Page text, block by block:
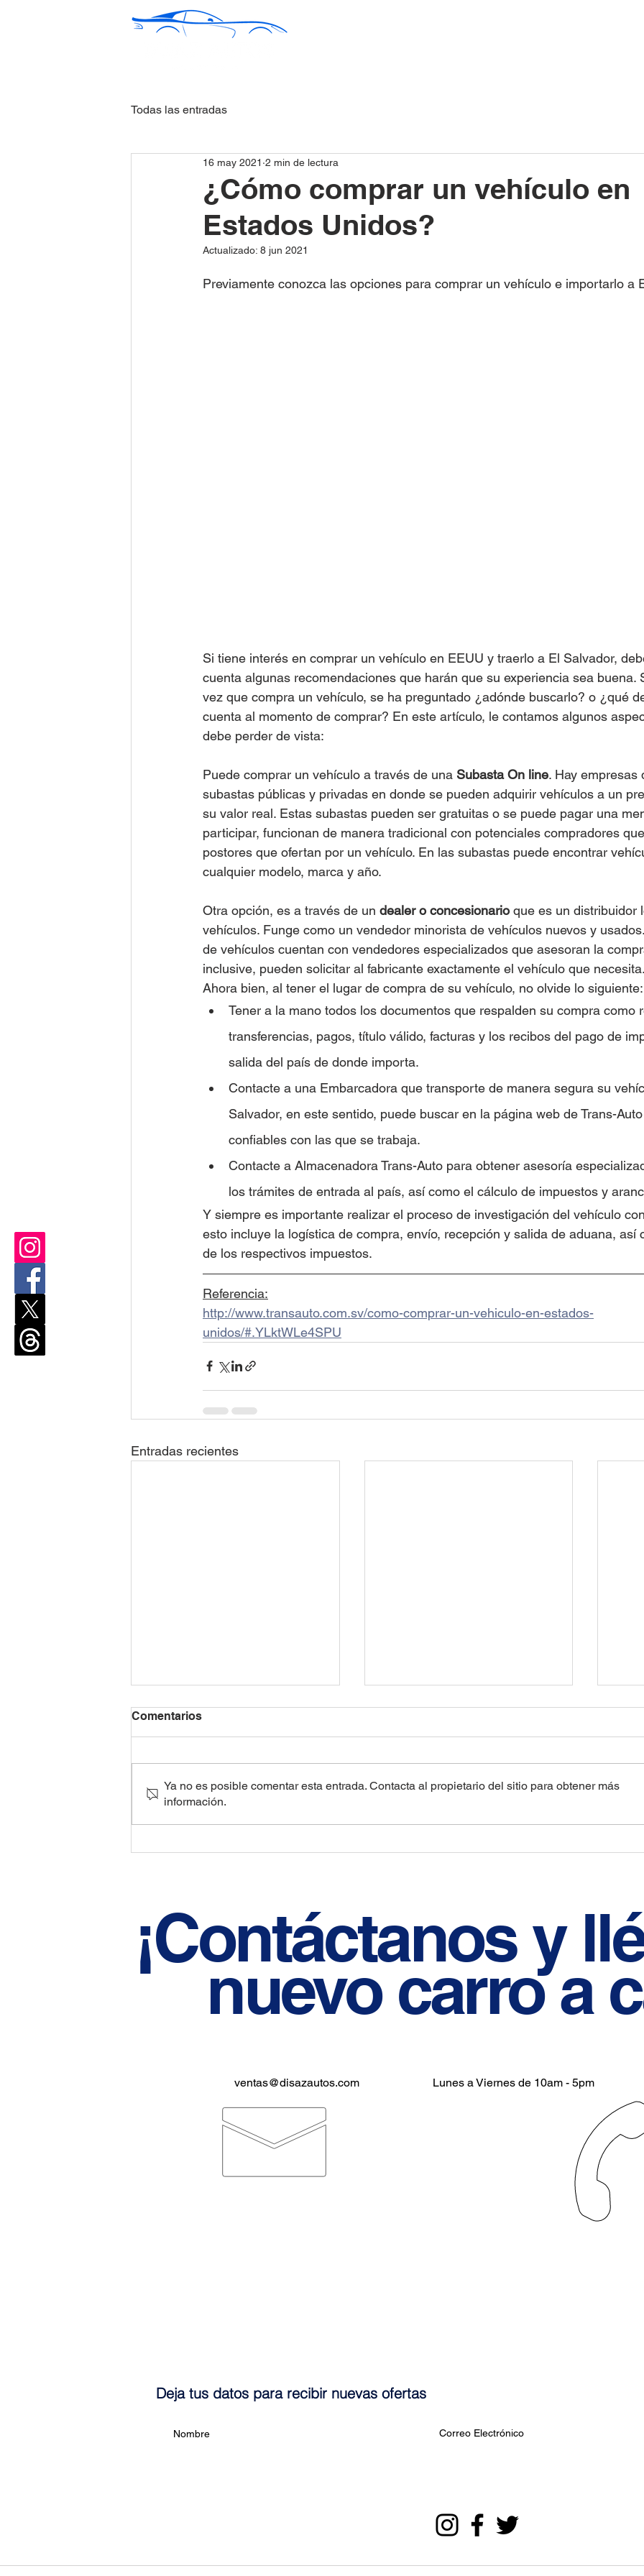
Todas las entradas
¿Cómo comprar un vehículo en
Estados Unidos?
16 may 2021 2 min de lectura
Actualizado: 8 jun 2021
Previamente conozca las opciones para comprar un vehículo e importarlo a
Si tiene interés en comprar un vehículo en EEUU y traerlo a El Salvador,
cuenta algunas recomendaciones que harán que su experiencia sea buena.
vez que compra un vehículo, se ha preguntado ¿adónde buscarlo? o ¿qué
cuenta al momento de comprar? En este artículo, le contamos algunos
debe perder de vista:
Puede comprar un vehículo a través de una Subasta On line. Hay empresas
subastas públicas y privadas en donde se pueden adquirir vehículos a un
su valor real. Estas subastas pueden ser gratuitas o se puede pagar una
participar, funcionan de manera tradicional con potenciales compradores
postores que ofertan por un vehículo. En las subastas puede encontrar
cualquier modelo, marca y año.
Otra opción, es a través de un dealer o concesionario que es un distribuidor
vehículos. Funge como un vendedor minorista de vehículos nuevos y
de vehículos cuentan con vendedores especializados que asesoran la
inclusive, pueden solicitar al fabricante exactamente el vehículo que necesita.
Ahora bien, al tener el lugar de compra de su vehículo, no olvide lo siguiente:
Tener a la mano todos los documentos que respalden su compra como
transferencias, pagos, título válido, facturas y los recibos del pago de
salida del país de donde importa.
Contacte a una Embarcadora que transporte de manera segura su
Salvador, en este sentido, puede buscar en la página web de Trans-
confiables con las que se trabaja.
Contacte a Almacenadora Trans-Auto para obtener asesoría
los trámites de entrada al país, así como el cálculo de impuestos y
Y siempre es importante realizar el proceso de investigación del vehículo
esto incluye la logística de compra, envío, recepción y salida de aduana, así
de los respectivos impuestos.
Referencia:
http://www.transauto.com.sv/como-comprar-un-vehiculo-en-estados-
unidos/#.YLktWLe4SPU
Entradas recientes
Carros usados: modelos
subida de precios en 2021
Las Aduanas y su
Comentarios
Ya no es posible comentar esta entrada. Contacta al propietario del sitio para obtener más
información.
¡Contáctanos y
nuevo carro a
ventas@disazautos.com Lunes a Viernes de 10am - 5pm
Deja tus datos para recibir nuevas ofertas